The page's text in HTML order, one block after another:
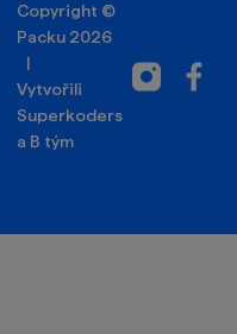
Copyright ©
Packu 2026
|
Vytvořili
Superkoders
a B tým
Instagram